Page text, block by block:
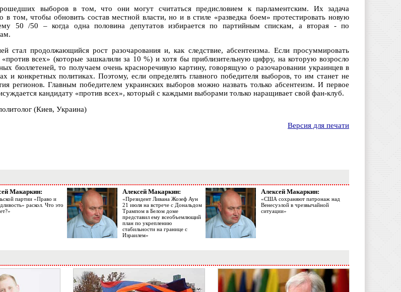
выборов в том, что они могут считаться предисловием к парламентским. Их задача
в том, чтобы обновить состав местной власти, но и в стиле «разведка боем» протестировать новую
50 /50 – когда одна половина депутатов избирается по партийным спискам, а вторая - по
стал продолжающийся рост разочарования и, как следствие, абсентеизма. Если просуммировать
«против всех» (которые зашкалили за 10 %) и хотя бы приблизительную цифру, на которую возросло
бюллетеней, то получаем очень красноречивую картину, говорящую о разочаровании украинцев в
и конкретных политиках. Поэтому, если определять главного победителя выборов, то им станет не
регионов. Главным победителем украинских выборов можно назвать только абсентеизм. И первое
кандидату «против всех», который с каждыми выборами только наращивает свой фан-клуб.
(Киев, Украина)
Версия для печати
Макаркин:
партии «Право и
раскол. Что это
Алексей Макаркин:
«Президент Ливана Жозеф Аун
21 июля на встрече с Дональдом
Трампом в Белом доме
представил ему всеобъемлющий
план по укреплению
стабильности на границе с
Израилем»
Алексей Макаркин:
«США сохраняют патронаж над
Венесуэлой в чрезвычайной
ситуации»